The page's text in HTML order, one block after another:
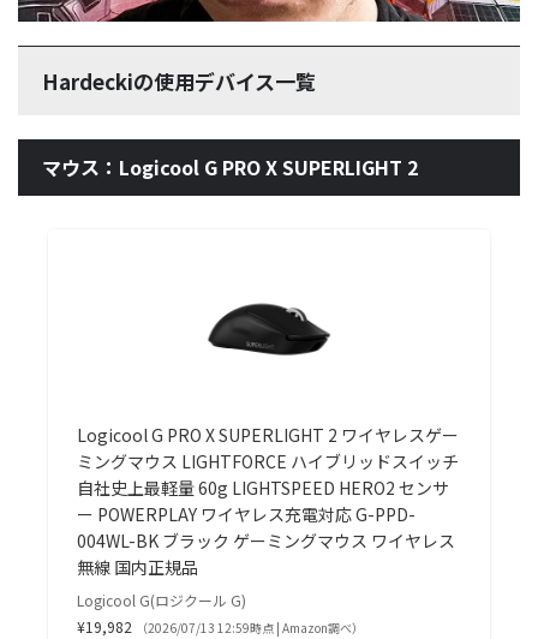
Hardeckiの使用デバイス一覧
マウス：Logicool G PRO X SUPERLIGHT 2
Logicool G PRO X SUPERLIGHT 2 ワイヤレスゲー
ミングマウス LIGHTFORCE ハイブリッドスイッチ
自社史上最軽量 60g LIGHTSPEED HERO2 センサ
ー POWERPLAY ワイヤレス充電対応 G-PPD-
004WL-BK ブラック ゲーミングマウス ワイヤレス
無線 国内正規品
Logicool G(ロジクール G)
¥19,982
（2026/07/13 12:59時点 | Amazon調べ）